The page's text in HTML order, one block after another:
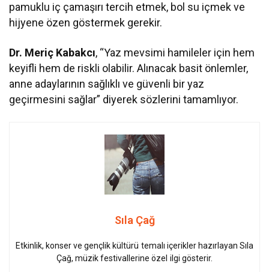
pamuklu iç çamaşırı tercih etmek, bol su içmek ve
hijyene özen göstermek gerekir.
Dr. Meriç Kabakcı, “Yaz mevsimi hamileler için hem
keyifli hem de riskli olabilir. Alınacak basit önlemler,
anne adaylarının sağlıklı ve güvenli bir yaz
geçirmesini sağlar” diyerek sözlerini tamamlıyor.
Sıla Çağ
Etkinlik, konser ve gençlik kültürü temalı içerikler hazırlayan Sıla
Çağ, müzik festivallerine özel ilgi gösterir.